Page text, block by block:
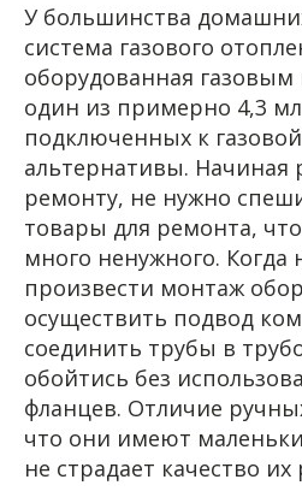
У большинства
система газового
оборудованная
один из примерно 4,3
подключенных к
альтернативы. Начиная
ремонту, не нужно
товары для ремонта,
много ненужного. Когда
произвести монтаж
осуществить подвод
соединить трубы в
обойтись без
фланцев. Отличие
что они имеют
не страдает качество